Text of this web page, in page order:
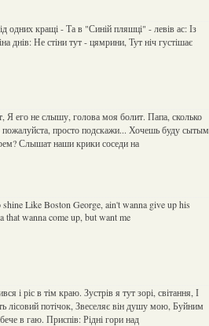
одних кращі - Та в "Синій пляшці" - левів ас: Із
днів: Не стіни тут - цямрини, Тут ніч густішає
Я его не слышу, голова моя болит. Папа, сколько
просто подскажи... Хочешь буду сытым
Слышат наши крики соседи на
Like Boston George, ain't wanna give up his
that wanna come up, but want me
і ріс в тім краю. Зустрів я тут зорі, світання, І
потічок, Звеселяє він душу мою, Буйним
в гаю. Приспів: Рідні гори над